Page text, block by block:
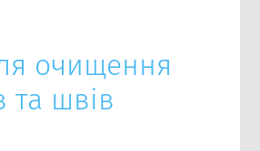
очищення
та швів